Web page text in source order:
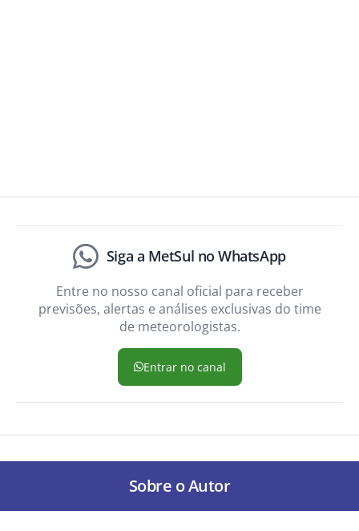
Siga a MetSul no WhatsApp
Entre no nosso canal oficial para receber
previsões, alertas e análises exclusivas do time
de meteorologistas.
Entrar no canal
Sobre o Autor